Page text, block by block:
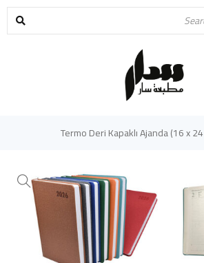
Termo Deri Kapaklı Ajanda (16 x